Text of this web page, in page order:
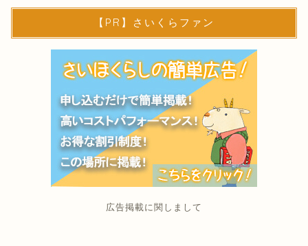
【PR】さいくらファン
広告掲載に関しまして